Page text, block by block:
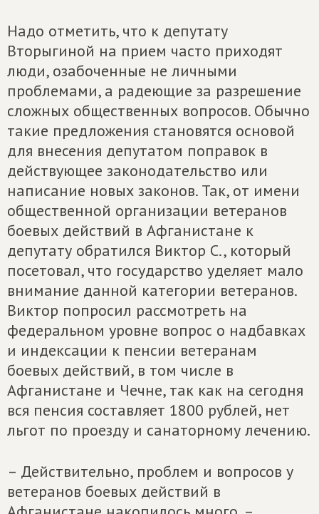
Надо отметить, что к депутату
Вторыгиной на прием часто приходят
люди, озабоченные не личными
проблемами, а радеющие за разрешение
сложных общественных вопросов. Обычно
такие предложения становятся основой
для внесения депутатом поправок в
действующее законодательство или
написание новых законов. Так, от имени
общественной организации ветеранов
боевых действий в Афганистане к
депутату обратился Виктор С., который
посетовал, что государство уделяет мало
внимание данной категории ветеранов.
Виктор попросил рассмотреть на
федеральном уровне вопрос о надбавках
и индексации к пенсии ветеранам
боевых действий, в том числе в
Афганистане и Чечне, так как на сегодня
вся пенсия составляет 1800 рублей, нет
льгот по проезду и санаторному лечению.
– Действительно, проблем и вопросов у
ветеранов боевых действий в